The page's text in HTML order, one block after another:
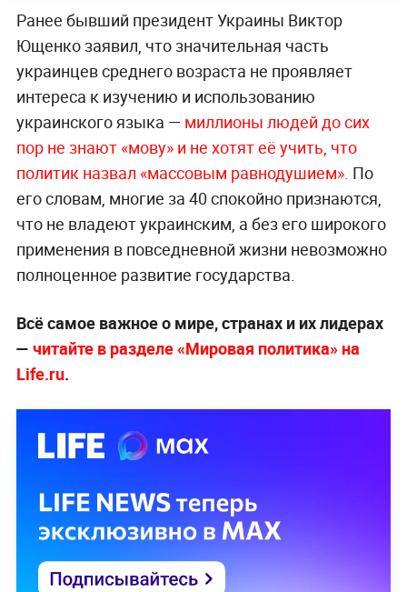
Ранее бывший президент Украины Виктор
Ющенко заявил, что значительная часть
украинцев среднего возраста не проявляет
интереса к изучению и использованию
украинского языка — миллионы людей до сих
пор не знают «мову» и не хотят её учить, что
политик назвал «массовым равнодушием». По
его словам, многие за 40 спокойно признаются,
что не владеют украинским, а без его широкого
применения в повседневной жизни невозможно
полноценное развитие государства.
Всё самое важное о мире, странах и их лидерах
— читайте в разделе «Мировая политика» на
Life.ru.